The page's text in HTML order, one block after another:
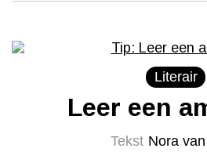
Literair
Leer een
Tekst Nora